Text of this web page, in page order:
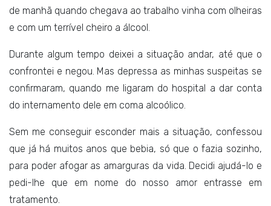
de manhã quando chegava ao trabalho vinha com olheiras
e com um terrível cheiro a álcool.
Durante algum tempo deixei a situação andar, até que o
confrontei e negou. Mas depressa as minhas suspeitas se
confirmaram, quando me ligaram do hospital a dar conta
do internamento dele em coma alcoólico.
Sem me conseguir esconder mais a situação, confessou
que já há muitos anos que bebia, só que o fazia sozinho,
para poder afogar as amarguras da vida. Decidi ajudá-lo e
pedi-lhe que em nome do nosso amor entrasse em
tratamento.